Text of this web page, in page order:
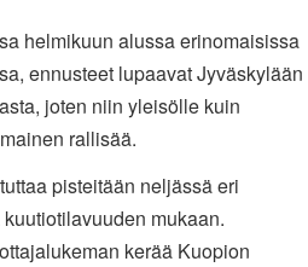
helmikuun alussa erinomaisissa
ennusteet lupaavat Jyväskylään
joten niin yleisölle kuin
rallisää.
pisteitään neljässä eri
mukaan.
kerää Kuopion